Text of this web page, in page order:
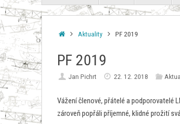
content
HomeAktuality PF 2019
PF 2019
Jan Pichrt 22. 12. 2018
Vážení členové, přátelé a podporovatelé
zároveň popřáli příjemné, klidné prožití